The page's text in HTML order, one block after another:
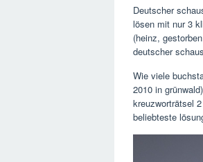
Deutscher
lösen mit nur 3
(heinz,
deutscher
Wie viele
2010 in
kreuzworträtsel
beliebteste